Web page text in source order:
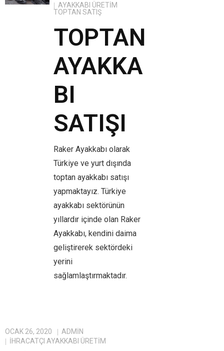
AYAKKABI ÜRETIM
TOPTAN SATIŞ
TOPTAN
AYAKKA
BI
SATIŞI
Raker Ayakkabı olarak
Türkiye ve yurt dışında
toptan ayakkabı satışı
yapmaktayız. Türkiye
ayakkabı sektörünün
yıllardır içinde olan Raker
Ayakkabı, kendini daima
geliştirerek sektördeki
yerini
sağlamlaştırmaktadır.
OCAK 26, 2020
ADMIN
IHRACATÇI AYAKKABI ÜRETIM